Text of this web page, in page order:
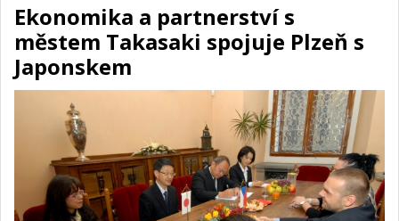
Ekonomika a partnerství s
městem Takasaki spojuje Plzeň s
Japonskem